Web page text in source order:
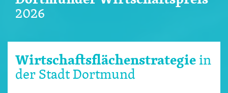
2026
Wirtschaftsflächenstrategiein
der Stadt Dortmund